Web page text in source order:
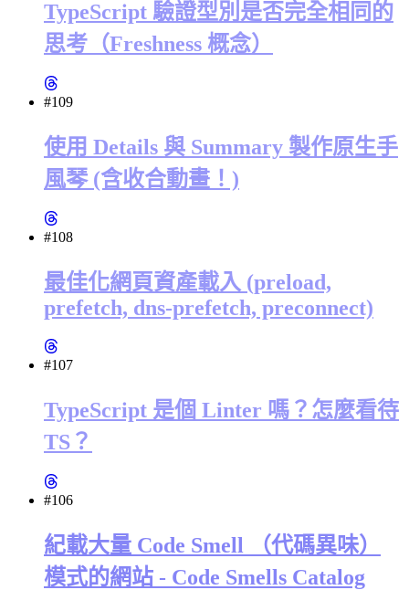
TypeScript 驗證型別是否完全相同的
思考（Freshness 概念）
#109
使用 Details 與 Summary 製作原生手
風琴 (含收合動畫！)
#108
最佳化網頁資產載入 (preload,
prefetch, dns-prefetch, preconnect)
#107
TypeScript 是個 Linter 嗎？怎麼看待
TS？
#106
紀載大量 Code Smell （代碼異味）
模式的網站 - Code Smells Catalog